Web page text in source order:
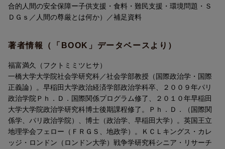
合的人間の安全保障ー子供支援・食料・難民支援・環境問題・Ｓ
ＤＧｓ／人間の尊厳とは何か）／補足資料
著者情報（「BOOK」データベースより）
福富満久（フクトミミツヒサ）
一橋大学大学院社会学研究科／社会学部教授（国際政治学・国際
正義論）。早稲田大学政治経済学部政治学科卒、２００９年パリ
政治学院Ｐｈ．Ｄ．国際関係プログラム修了、２０１０年早稲田
大学大学院政治学研究科博士後期課程修了。Ｐｈ．Ｄ．（国際関
係学、パリ政治学院）、博士（政治学、早稲田大学）。英国王立
地理学会フェロー（ＦＲＧＳ、地政学）。ＫＣＬキングス・カレ
ッジ・ロンドン（ロンドン大学）戦争学研究科シニア・リサーチ